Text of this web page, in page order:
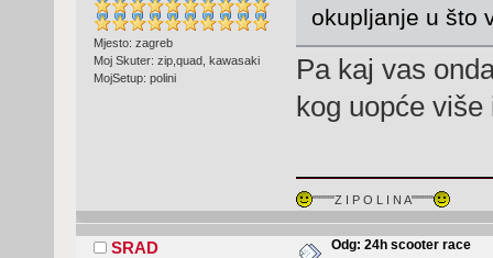
Mjesto: zagreb
Moj Skuter: zip,quad, kawasaki
MojSetup: polini
okupljanje u što
Pa kaj vas
kog uopće
"""""Z I P O L I N A"""""
SRAD Odg: 24h scooter race